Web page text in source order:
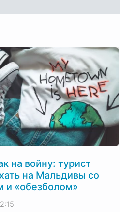
на войну: турист
на Мальдивы со
и «обезболом»